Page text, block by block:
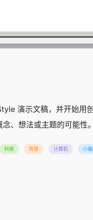
演示文稿，并开始用
、想法或主题的可能性
科技 背景 计算机 小